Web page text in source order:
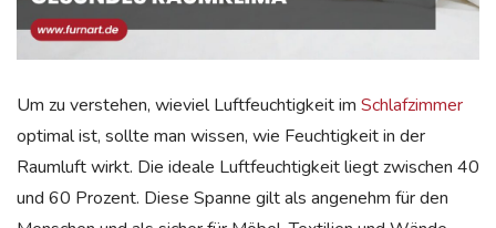
Um zu verstehen, wieviel Luftfeuchtigkeit im Schlafzimmer
optimal ist, sollte man wissen, wie Feuchtigkeit in der
Raumluft wirkt. Die ideale Luftfeuchtigkeit liegt zwischen 40
und 60 Prozent. Diese Spanne gilt als angenehm für den